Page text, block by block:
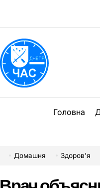
Головна
Домашня Здоров'я